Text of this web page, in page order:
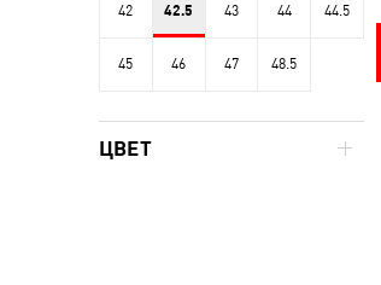
42 42.5 43 44 44.5
45 46 47 48.5
ЦВЕТ